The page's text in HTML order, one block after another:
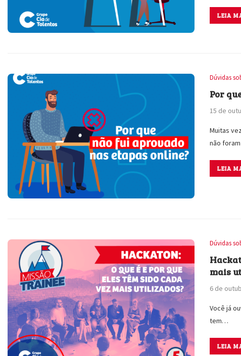
LEIA
Dúvidas
Por
15 de
Muitas
não
LEIA
Dúvidas
mais
6 de
Você já
tem…
LEIA